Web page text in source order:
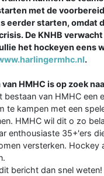
met de
eerder starten, omdat
De KNHB
het hockeyen eens
.
van HMHC is op zoek
bestaan van HMHC
te kampen met een
HMHC wil dit o zo
enthousiaste 35+'ers
versterken. Hockey
bericht dan snel weten!